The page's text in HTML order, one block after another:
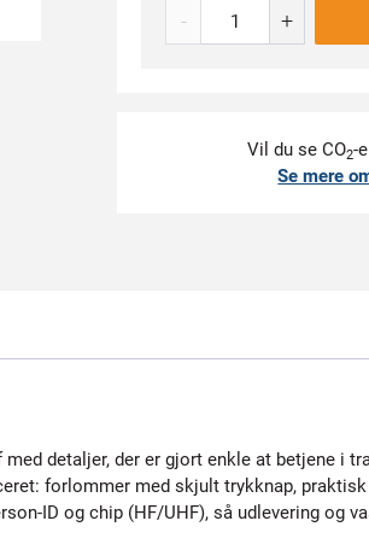
- +
Vil du se CO2-
Se mere
detaljer, der er gjort enkle at betjene i
forlommer med skjult trykknap,
ID og chip (HF/UHF), så udlevering og